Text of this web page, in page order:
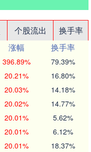
个股流出
换手率
涨幅
换手率
396.89% 79.39%
20.21% 16.80%
20.03% 14.18%
20.02% 14.77%
20.01% 5.62%
20.01% 6.12%
20.01% 18.37%